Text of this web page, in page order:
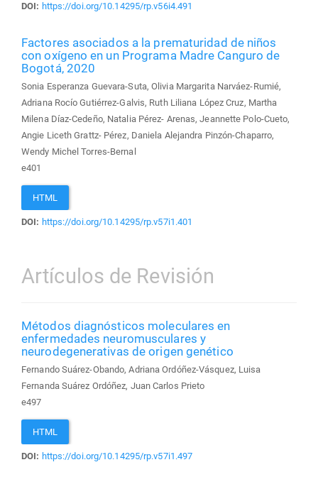
DOI: https://doi.org/10.14295/rp.v56i4.491
Factores asociados a la prematuridad de niños
con oxígeno en un Programa Madre Canguro de
Bogotá, 2020
Sonia Esperanza Guevara-Suta, Olivia Margarita Narváez-Rumié,
Adriana Rocío Gutiérrez-Galvis, Ruth Liliana López Cruz, Martha
Milena Díaz-Cedeño, Natalia Pérez- Arenas, Jeannette Polo-Cueto,
Angie Liceth Grattz- Pérez, Daniela Alejandra Pinzón-Chaparro,
Wendy Michel Torres-Bernal
e401
HTML
DOI: https://doi.org/10.14295/rp.v57i1.401
Artículos de Revisión
Métodos diagnósticos moleculares en
enfermedades neuromusculares y
neurodegenerativas de origen genético
Fernando Suárez-Obando, Adriana Ordóñez-Vásquez, Luisa
Fernanda Suárez Ordóñez, Juan Carlos Prieto
e497
HTML
DOI: https://doi.org/10.14295/rp.v57i1.497